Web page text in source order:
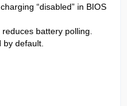
“disabled” in BIOS
battery polling.
default.